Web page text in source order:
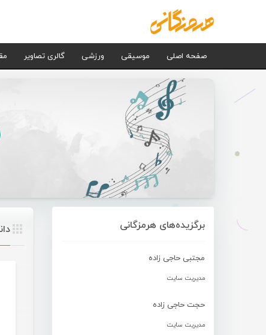
صفحه اصلی موسیقی ورزشی گالری تصاویر
برگزیده‌های هرمزگانی
مجتبی حاجی زاده
مدیریت سایت
حجت حاجی زاده
مدیریت سایت